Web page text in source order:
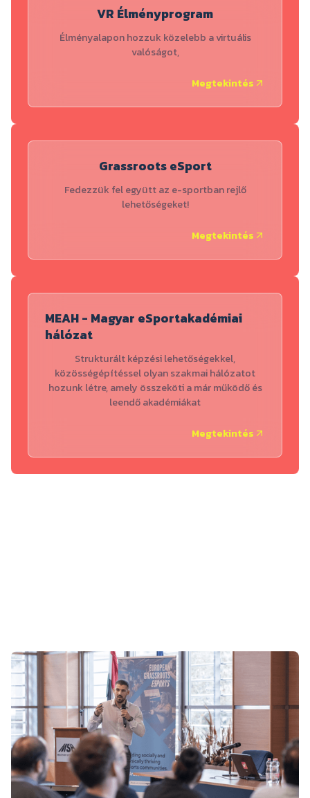
VR Élményprogram
Élményalapon hozzuk közelebb a virtuális
valóságot,
Megtekintés
Grassroots eSport
Fedezzük fel együtt az e-sportban rejlő
lehetőségeket!
Megtekintés
MEAH - Magyar eSportakadémiai
hálózat
Strukturált képzési lehetőségekkel,
közösségépítéssel olyan szakmai hálózatot
hozunk létre, amely összeköti a már működő és
leendő akadémiákat
Megtekintés